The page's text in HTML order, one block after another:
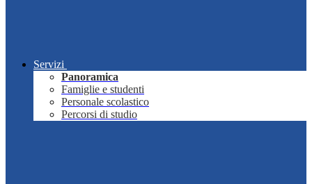
Servizi
Panoramica
Famiglie e studenti
Personale scolastico
Percorsi di studio